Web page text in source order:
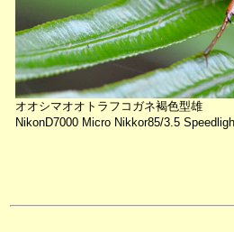
オオシマオオトラフコガネ褐色型雄
NikonD7000 Micro Nikkor85/3.5